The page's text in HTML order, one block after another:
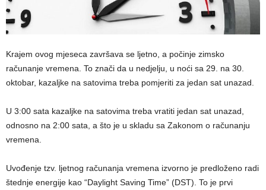
Krajem ovog mjeseca završava se ljetno, a počinje zimsko
računanje vremena. To znači da u nedjelju, u noći sa 29. na 30.
oktobar, kazaljke na satovima treba pomjeriti za jedan sat unazad.
U 3:00 sata kazaljke na satovima treba vratiti jedan sat unazad,
odnosno na 2:00 sata, a što je u skladu sa Zakonom o računanju
vremena.
Uvođenje tzv. ljetnog računanja vremena izvorno je predloženo radi
štednje energije kao “Daylight Saving Time” (DST). To je prvi